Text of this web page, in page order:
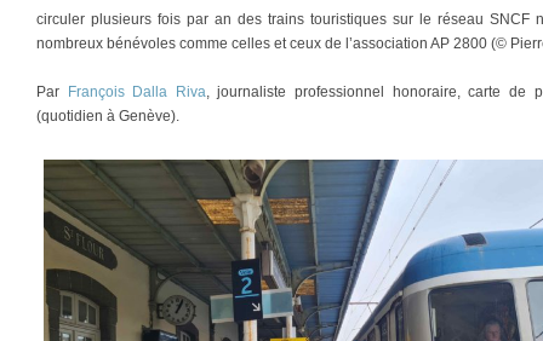
circuler plusieurs fois par an des trains touristiques sur le réseau SNCF
nombreux bénévoles comme celles et ceux de l’association AP 2800 (©
Par François Dalla Riva , journaliste professionnel honoraire, carte de
(quotidien à Genève).